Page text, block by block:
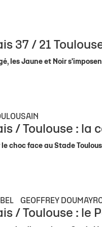
37 / 21
les Jaune et Noir
/ Toulouse : la
le choc face au Stade
GEOFFREY
/ Toulouse : le